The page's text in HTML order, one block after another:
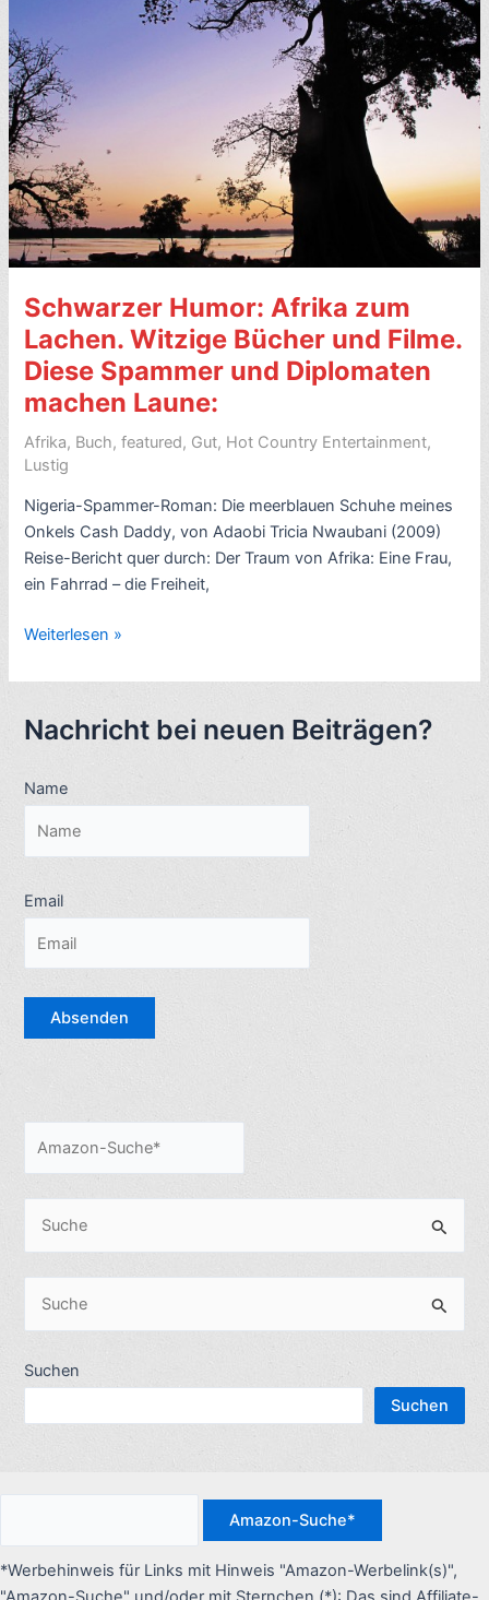
My
Briefcase
Through
French
Africa,
von
Peter
Biddlecombe
(1992)
7
Sterne
Schwarzer Humor: Afrika zum
Lachen. Witzige Bücher und Filme.
Diese Spammer und Diplomaten
machen Laune:
Afrika, Buch,featured, Gut, Hot Country Entertainment,
Lustig
Nigeria-Spammer-Roman: Die meerblauen Schuhe meines
Onkels Cash Daddy, von Adaobi Tricia Nwaubani (2009)
Reise-Bericht quer durch: Der Traum von Afrika: Eine Frau,
ein Fahrrad – die Freiheit,
Schwarzer
Afrika
Lachen.
Bücher
Filme.
Spammer
und
Diplomaten
machen
Laune:
Weiterlesen »
Nachricht bei neuen Beiträgen?
Name
Email
c
n
h
h
Suchen
Suchen
*Werbehinweis für Links mit Hinweis "Amazon-Werbelink(s)",